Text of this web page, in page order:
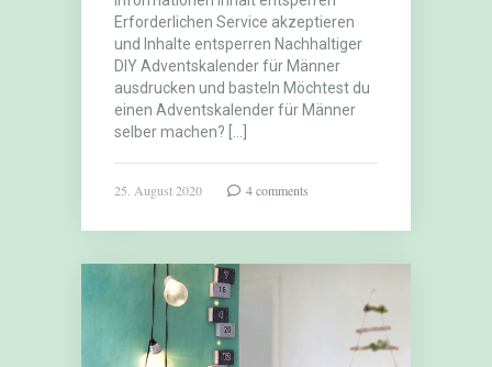
Erforderlichen Service akzeptieren
und Inhalte entsperren Nachhaltiger
DIY Adventskalender für Männer
ausdrucken und basteln Möchtest du
einen Adventskalender für Männer
selber machen? […]
25. August 2020 4 comments